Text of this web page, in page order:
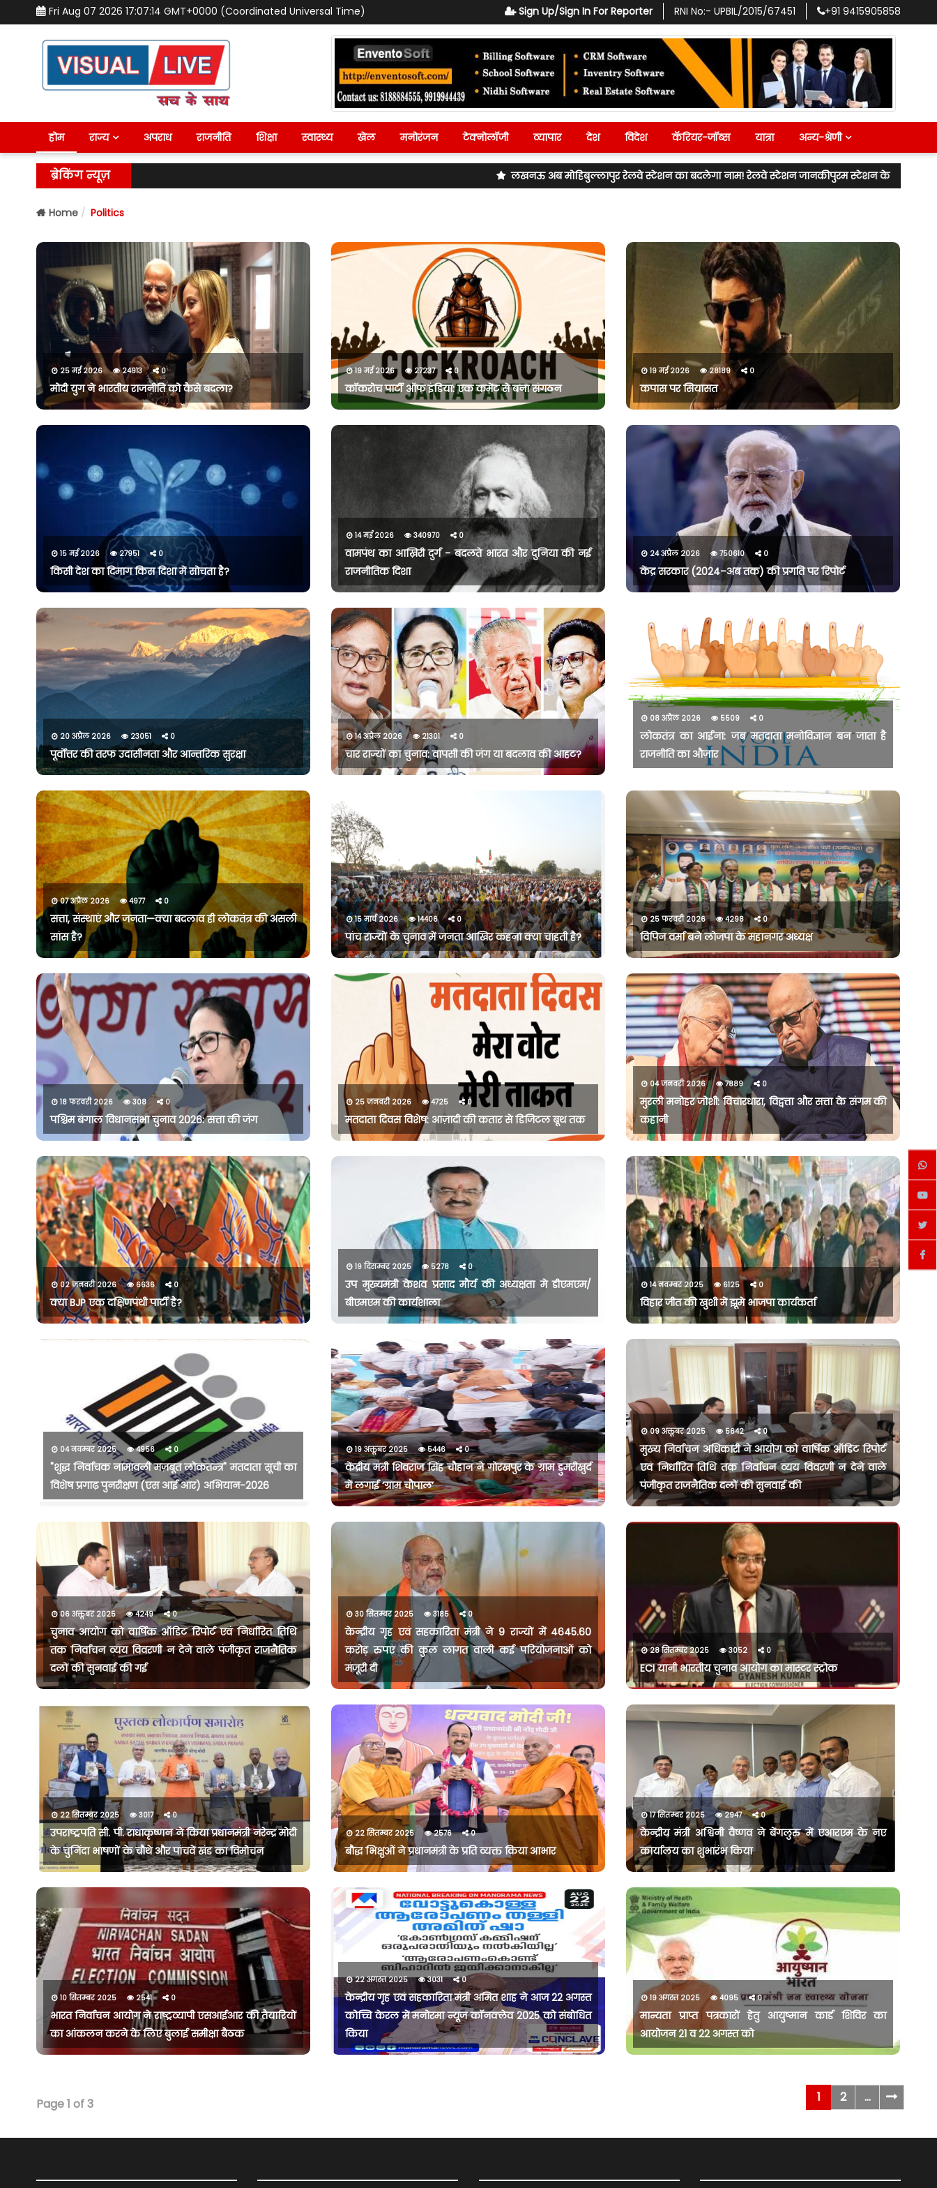
Fri Aug 07 2026 17:07:16 GMT+0000 (Coordinated Universal Time) Sign Up/Sign In For Reporter RNI No:- UPBIL/2015/67451 +91 9415905858
होम राज्य अपराध राजनीति शिक्षा स्वास्थ्य खेल मनोरंजन टेक्नोलॉजी व्यापार देश विदेश कॅरियर-जॉब्स यात्रा अन्य-श्रेणी
ब्रेकिंग न्यूज़ लखनऊ अब मोहिबुल्लापुर रेलवे स्टेशन का बदलेगा नाम! रेलवे स्टेशन जानकीपुरम स्टेशन के नाम से जाना जाएगा! लखनऊ उत्तर के
Home Politics
25 मई 2026 24913 0
मोदी युग ने भारतीय राजनीति को कैसे बदला?
19 मई 2026 27237 0
कॉकरोच पार्टी ऑफ इंडिया: एक कमेंट से बना संगठन
19 मई 2026 28189 0
कपास पर सियासत
15 मई 2026 27951 0
किसी देश का दिमाग किस दिशा में सोचता है?
14 मई 2026 340970 0
वामपंथ का आख़िरी दुर्ग - बदलते भारत और दुनिया की नई
राजनीतिक दिशा
24 अप्रैल 2026 750610 0
केंद्र सरकार (2024–अब तक) की प्रगति पर रिपोर्ट
20 अप्रैल 2026 23051 0
पूर्वोत्तर की तरफ उदासीनता और आन्तरिक सुरक्षा
14 अप्रैल 2026 21301 0
चार राज्यों का चुनाव: वापसी की जंग या बदलाव की आहट?
08 अप्रैल 2026 5509 0
लोकतंत्र का आईना: जब मतदाता मनोविज्ञान बन जाता है
राजनीति का औज़ार
07 अप्रैल 2026 4977 0
सत्ता, संस्थाएं और जनता—क्या बदलाव ही लोकतंत्र की असली
सांस है?
15 मार्च 2026 14406 0
पांच राज्यों के चुनाव में जनता आखिर कहना क्या चाहती है?
25 फरवरी 2026 4298 0
विपिन वर्मा बने लोजपा के महानगर अध्यक्ष
18 फरवरी 2026 308 0
पश्चिम बंगाल विधानसभा चुनाव 2026: सत्ता की जंग
25 जनवरी 2026 4725 0
मतदाता दिवस विशेष: आज़ादी की कतार से डिजिटल बूथ तक
04 जनवरी 2026 7889 0
मुरली मनोहर जोशी: विचारधारा, विद्वत्ता और सत्ता के संगम की
कहानी
02 जनवरी 2026 6636 0
क्या BJP एक दक्षिणपंथी पार्टी है?
19 दिसम्बर 2025 5278 0
उप मुख्यमंत्री केशव प्रसाद मौर्य की अध्यक्षता मे डीएमएम/
बीएमएम की कार्यशाला
14 नवम्बर 2025 6125 0
विहार जीत की खुशी में झूमे भाजपा कार्यकर्ता
04 नवम्बर 2025 4956 0
"शुद्ध निर्वाचक नामावली मज़बूत लोकतन्त्र" मतदाता सूची का
विशेष प्रगाढ़ पुनरीक्षण (एस आई आर) अभियान-2026
19 अक्तूबर 2025 5446 0
केंद्रीय मंत्री शिवराज सिंह चौहान ने गोरखपुर के ग्राम डुमरीखुर्द
में लगाई ‘ग्राम चौपाल’
09 अक्तूबर 2025 5642 0
मुख्य निर्वाचन अधिकारी ने आयोग को वार्षिक ऑडिट रिपोर्ट
एवं निर्धारित तिथि तक निर्वाचन व्यय विवरणी न देने वाले
पंजीकृत राजनैतिक दलों की सुनवाई की
06 अक्तूबर 2025 4249 0
चुनाव आयोग को वार्षिक ऑडिट रिपोर्ट एवं निर्धारित तिथि
तक निर्वाचन व्यय विवरणी न देने वाले पंजीकृत राजनैतिक
दलों की सुनवाई की गई
30 सितम्बर 2025 3185 0
केन्द्रीय गृह एवं सहकारिता मंत्री ने 9 राज्यों में 4645.60
करोड़ रुपए की कुल लागत वाली कई परियोजनाओं को
मंजूरी दी
28 सितम्बर 2025 3052 0
ECI यानी भारतीय चुनाव आयोग का मास्टर स्ट्रोक
22 सितम्बर 2025 3017 0
उपराष्ट्रपति सी. पी. राधाकृष्णन ने किया प्रधानमंत्री नरेन्द्र मोदी
के चुनिंदा भाषणों के चौथे और पांचवें खंड का विमोचन
22 सितम्बर 2025 2576 0
बौद्ध भिक्षुओं ने प्रधानमंत्री के प्रति व्यक्त किया आभार
17 सितम्बर 2025 2947 0
केन्द्रीय मंत्री अश्विनी वैष्णव ने बेंगलुरु में एआरएम के नए
कार्यालय का शुभारंभ किया
10 सितम्बर 2025 2541 0
भारत निर्वाचन आयोग ने राष्ट्रव्यापी एसआईआर की तैयारियों
का आंकलन करने के लिए बुलाई समीक्षा बैठक
22 अगस्त 2025 3031 0
केन्द्रीय गृह एवं सहकारिता मंत्री अमित शाह ने आज 22 अगस्त
कोच्चि केरल में मनोरमा न्यूज कॉनक्लेव 2025 को संबोधित
किया
19 अगस्त 2025 4095 0
मान्यता प्राप्त पत्रकारों हेतु आयुष्मान कार्ड शिविर का
आयोजन 21 व 22 अगस्त को
Page 1 of 3 1 2 ...